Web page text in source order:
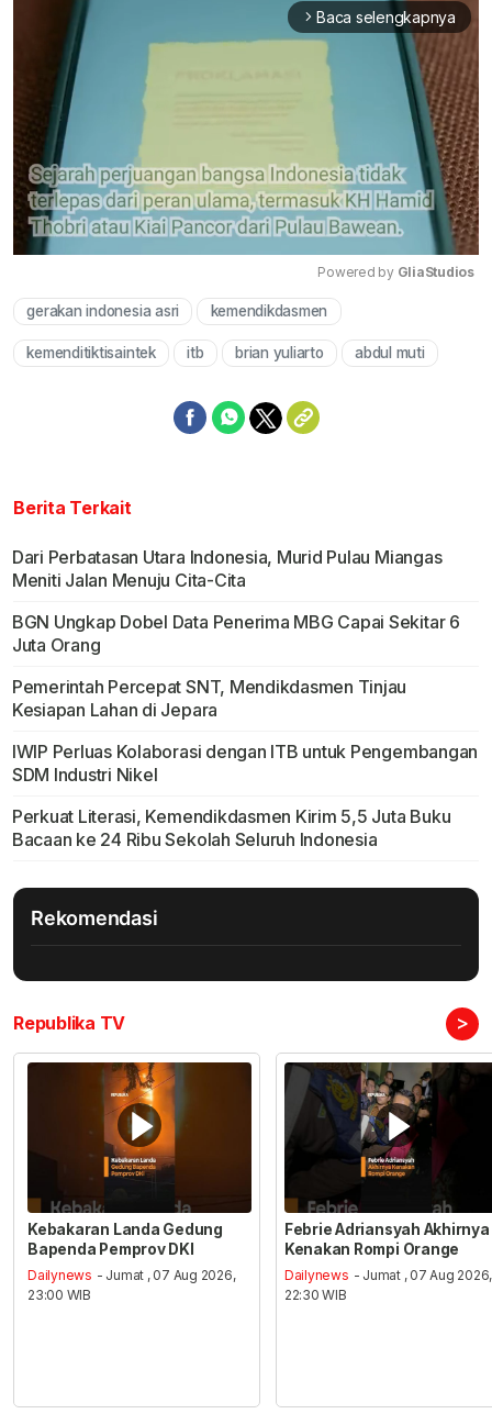
arrow_forward_ios Baca selengkapnya
Powered by GliaStudios
gerakan indonesia asri kemendikdasmen
kemenditiktisaintek itb brian yuliarto abdul muti
Berita Terkait
Dari Perbatasan Utara Indonesia, Murid Pulau Miangas
Meniti Jalan Menuju Cita-Cita
BGN Ungkap Dobel Data Penerima MBG Capai Sekitar 6
Juta Orang
Pemerintah Percepat SNT, Mendikdasmen Tinjau
Kesiapan Lahan di Jepara
IWIP Perluas Kolaborasi dengan ITB untuk Pengembangan
SDM Industri Nikel
Perkuat Literasi, Kemendikdasmen Kirim 5,5 Juta Buku
Bacaan ke 24 Ribu Sekolah Seluruh Indonesia
Rekomendasi
Republika TV >
Kebakaran Landa Gedung
Bapenda Pemprov DKI
Dailynews - Jumat , 07 Aug 2026,
23:00 WIB
Febrie Adriansyah Akhirnya
Kenakan Rompi Orange
Dailynews - Jumat , 07 Aug 2026,
22:30 WIB